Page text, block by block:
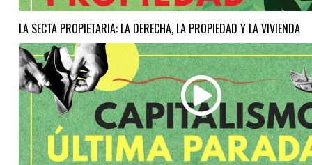
LA SECTA PROPIETARIA: LA DERECHA, LA PROPIEDAD Y LA VIVIENDA